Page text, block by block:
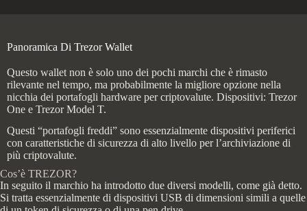
Panoramica Di Trezor Wallet
Questo wallet non è solo uno dei pochi marchi che è rimasto
rilevante nel tempo, ma probabilmente la migliore opzione nella
nicchia dei portafogli hardware per criptovalute. Dispositivi: Trezor
One e Trezor Model T.
Questi “portafogli freddi” sono essenzialmente dispositivi periferici
con caratteristiche di sicurezza di alto livello per l’archiviazione di
più criptovalute.
Cos’è TREZOR?
In seguito il marchio ha introdotto due diversi modelli, come già detto.
Si tratta essenzialmente di dispositivi USB di dimensioni simili a quelle